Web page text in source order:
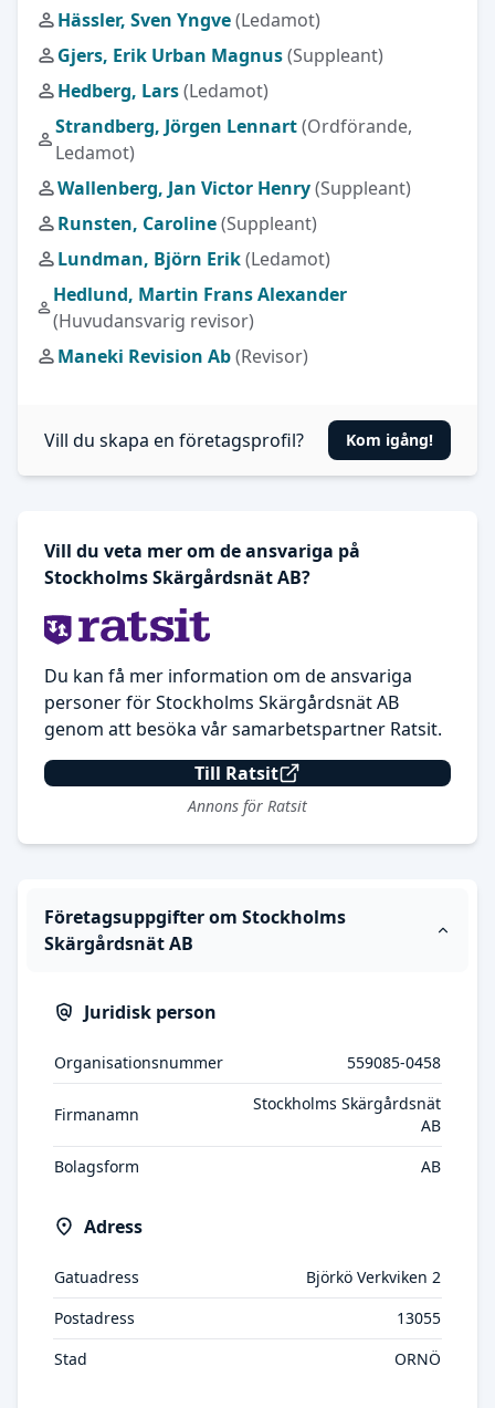
Hässler, Sven Yngve(Ledamot)
Gjers, Erik Urban Magnus(Suppleant)
Hedberg, Lars(Ledamot)
Strandberg, Jörgen Lennart(Ordförande,
Ledamot)
Wallenberg, Jan Victor Henry(Suppleant)
Runsten, Caroline(Suppleant)
Lundman, Björn Erik(Ledamot)
Hedlund, Martin Frans Alexander
(Huvudansvarig revisor)
Maneki Revision Ab(Revisor)
Vill du skapa en företagsprofil? Kom igång!
Vill du veta mer om de ansvariga på
Stockholms Skärgårdsnät AB?
Du kan få mer information om de ansvariga
personer för Stockholms Skärgårdsnät AB
genom att besöka vår samarbetspartner Ratsit.
Till Ratsit
Annons för Ratsit
Företagsuppgifter om Stockholms
Skärgårdsnät AB
Juridisk person
Organisationsnummer 559085-0458
Firmanamn
Stockholms Skärgårdsnät
AB
Bolagsform
AB
Adress
Gatuadress
Björkö Verkviken 2
Postadress
13055
Stad
ORNÖ